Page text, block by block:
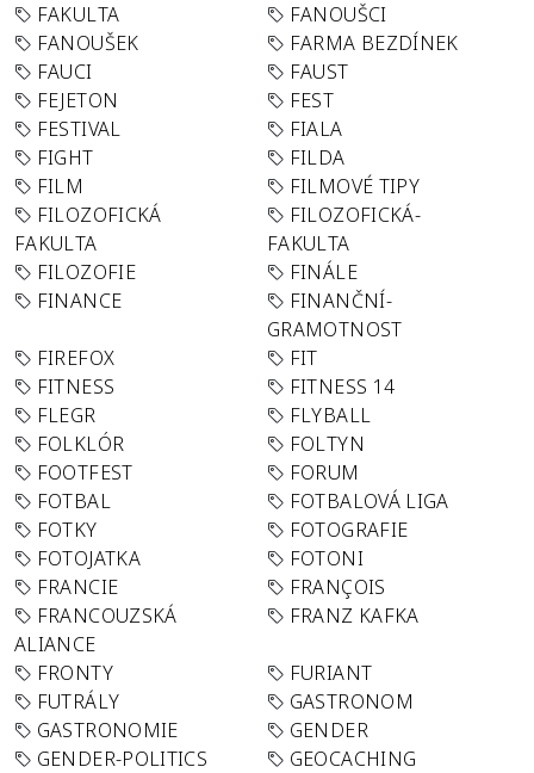
FAKULTA
FANOUŠCI
FANOUŠEK
FARMA BEZDÍNEK
FAUCI
FAUST
FEJETON
FEST
FESTIVAL
FIALA
FIGHT
FILDA
FILM
FILMOVÉ TIPY
FILOZOFICKÁ
FAKULTA
FILOZOFICKÁ-
FAKULTA
FILOZOFIE
FINÁLE
FINANCE
FINANČNÍ-
GRAMOTNOST
FIREFOX
FIT
FITNESS
FITNESS 14
FLEGR
FLYBALL
FOLKLÓR
FOLTYN
FOOTFEST
FORUM
FOTBAL
FOTBALOVÁ LIGA
FOTKY
FOTOGRAFIE
FOTOJATKA
FOTONI
FRANCIE
FRANÇOIS
FRANCOUZSKÁ
ALIANCE
FRANZ KAFKA
FRONTY
FURIANT
FUTRÁLY
GASTRONOM
GASTRONOMIE
GENDER
GENDER-POLITICS
GEOCACHING